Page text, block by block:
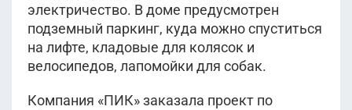
электричество. В доме предусмотрен
подземный паркинг, куда можно спуститься
на лифте, кладовые для колясок и
велосипедов, лапомойки для собак.
Компания «ПИК» заказала проект по